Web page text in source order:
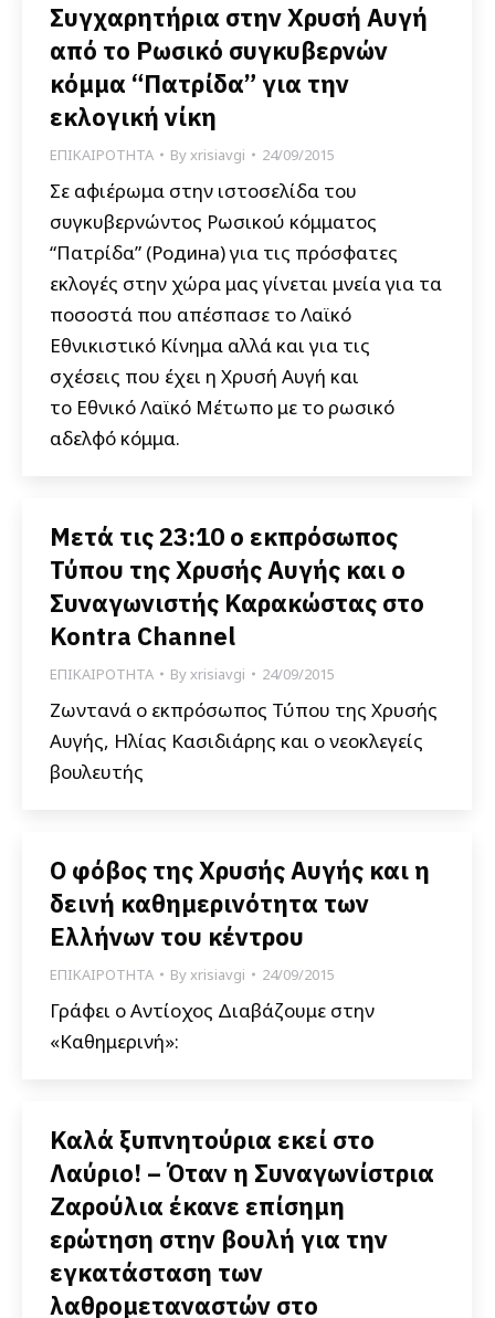
Συγχαρητήρια στην Χρυσή Αυγή
από το Ρωσικό συγκυβερνών
κόμμα “Πατρίδα” για την
εκλογική νίκη
ΕΠΙΚΑΙΡΟΤΗΤΑ Byxrisiavgi 24/09/2015
Σε αφιέρωμα στην ιστοσελίδα του
συγκυβερνώντος Ρωσικού κόμματος
“Πατρίδα” (Родина) για τις πρόσφατες
εκλογές στην χώρα μας γίνεται μνεία για τα
ποσοστά που απέσπασε το Λαϊκό
Εθνικιστικό Κίνημα αλλά και για τις
σχέσεις που έχει η Χρυσή Αυγή και
το Εθνικό Λαϊκό Μέτωπο με το ρωσικό
αδελφό κόμμα.
Μετά τις 23:10 ο εκπρόσωπος
Τύπου της Χρυσής Αυγής και ο
Συναγωνιστής Καρακώστας στο
Kontra Channel
ΕΠΙΚΑΙΡΟΤΗΤΑ Byxrisiavgi 24/09/2015
Ζωντανά ο εκπρόσωπος Τύπου της Χρυσής
Αυγής, Ηλίας Κασιδιάρης και ο νεοκλεγείς
βουλευτής
Ο φόβος της Χρυσής Αυγής και η
δεινή καθημερινότητα των
Ελλήνων του κέντρου
ΕΠΙΚΑΙΡΟΤΗΤΑ Byxrisiavgi 24/09/2015
Γράφει ο Αντίοχος Διαβάζουμε στην
«Καθημερινή»:
Καλά ξυπνητούρια εκεί στο
Λαύριο! – Όταν η Συναγωνίστρια
Ζαρούλια έκανε επίσημη
ερώτηση στην βουλή για την
εγκατάσταση των
λαθρομεταναστών στο